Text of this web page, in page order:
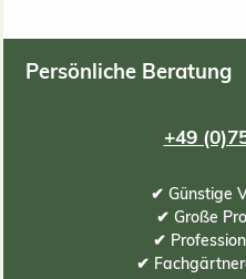
Persönliche Beratung
+49
✔ Günstige
✔ Große
✔
✔